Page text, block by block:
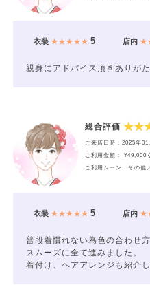
衣装★★★★★ 5 店内
親身にアドバイス頂きありが
総合評価
ご来店日時：2025年01
ご利用金額： ¥49,000
ご利用シーン：その他
衣装★★★★★ 5 店内
普段着慣れない為色の合わせ
スムーズに全て進みました。
着付け、ヘアアレンジも紹介